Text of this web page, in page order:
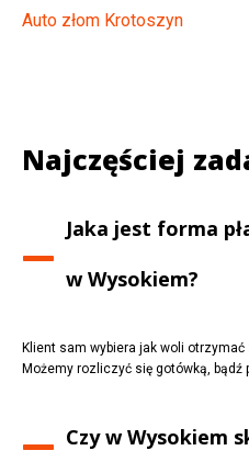
Auto złom Krotoszyn
Najczęściej
Jaka jest forma
wWysokiem?
Klient sam wybiera jak woli otrzymać
Możemy rozliczyć się gotówką,
Czy wWysokiem